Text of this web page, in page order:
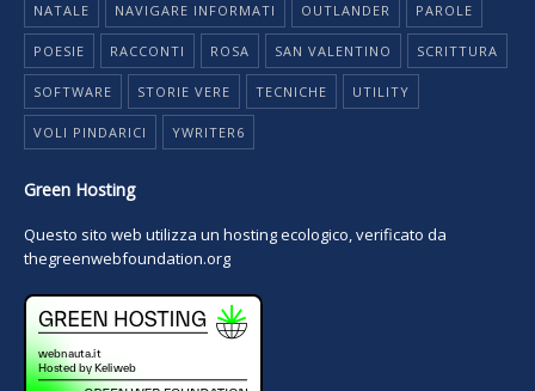
NATALE NAVIGARE INFORMATI OUTLANDER PAROLE
POESIE RACCONTI ROSA SAN VALENTINO SCRITTURA
SOFTWARE STORIE VERE TECNICHE UTILITY
VOLI PINDARICI YWRITER6
Green Hosting
Questo sito web utilizza un hosting ecologico, verificato da
thegreenwebfoundation.org